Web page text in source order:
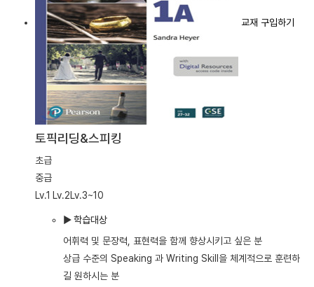
교재 구입하기
토픽리딩&스피킹
초급
중급
Lv.1 Lv.2Lv.3~10
▶ 학습대상
어휘력 및 문장력, 표현력을 함께 향상시키고 싶은 분
상급 수준의 Speaking 과 Writing Skill을 체계적으로 훈련하
길 원하시는 분